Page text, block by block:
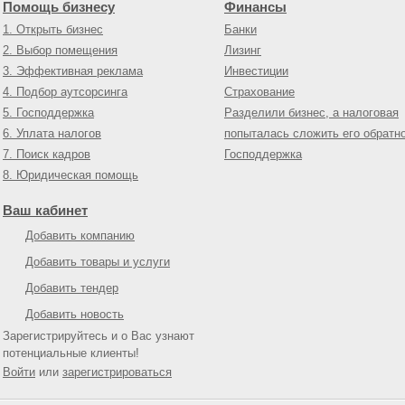
Помощь бизнесу
1. Открыть бизнес
2. Выбор помещения
3. Эффективная реклама
4. Подбор аутсорсинга
5. Господдержка
6. Уплата налогов
7. Поиск кадров
8. Юридическая помощь
Финансы
Банки
Лизинг
Инвестиции
Страхование
Разделили бизнес, а налоговая
попыталась сложить его
Господдержка
Ваш кабинет
Добавить компанию
Добавить товары и услуги
Добавить тендер
Добавить новость
Зарегистрируйтесь и о Вас узнают
потенциальные клиенты!
Войти или зарегистрироваться